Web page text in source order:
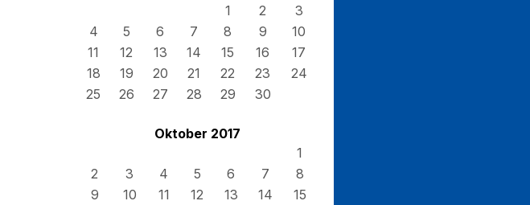
1
2
3
4
5 6 7 8 9
10
11
12 13 14 15 16
17
18
19 20 21 22 23
24
25
26 27 28 29 30
Oktober 2017
1
2
3 4 5 6 7
8
9
10 11 12 13 14
15